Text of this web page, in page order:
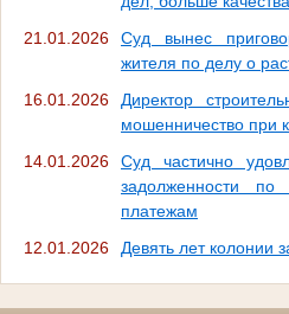
21.01.2026
Суд вынес
жителя по делу о
16.01.2026
Директор
мошенничество при
14.01.2026
Суд частично
задолженности
платежам
12.01.2026
Девять лет колонии